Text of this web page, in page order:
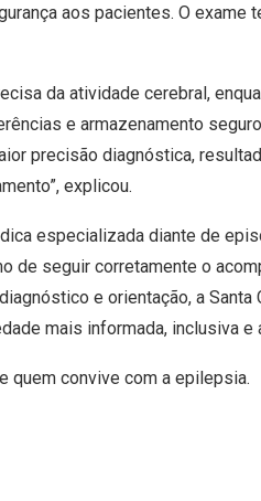
aos pacientes. O exame
da atividade cerebral,
e armazenamento
precisão diagnóstica,
explicou.
especializada diante de
de seguir corretamente o
e orientação, a Santa
mais informada, inclusiva e
quem convive com a epilepsia.